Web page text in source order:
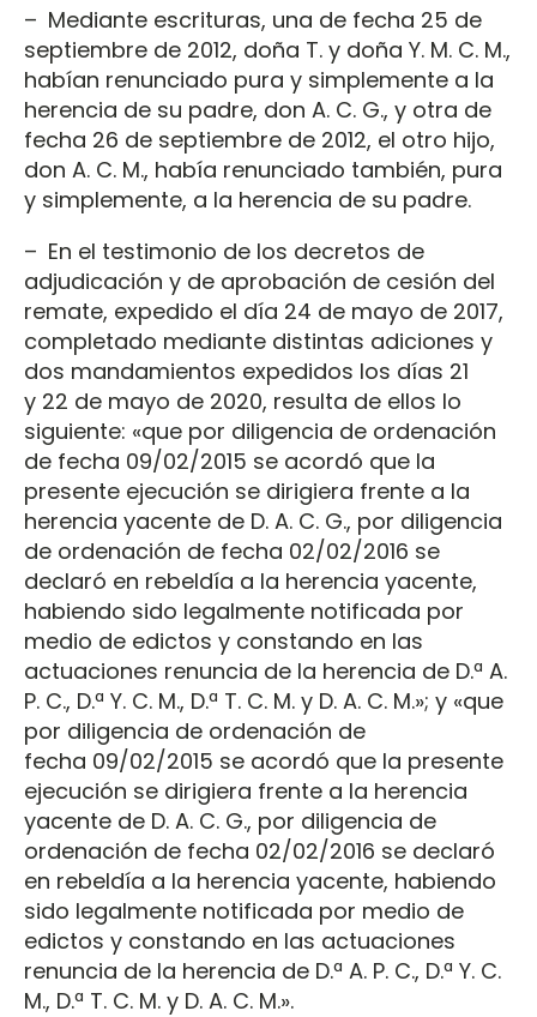
– Mediante escrituras, una de fecha 25 de
septiembre de 2012, doña T. y doña Y. M. C. M.,
habían renunciado pura y simplemente a la
herencia de su padre, don A. C. G., y otra de
fecha 26 de septiembre de 2012, el otro hijo,
don A. C. M., había renunciado también, pura
y simplemente, a la herencia de su padre.
– En el testimonio de los decretos de
adjudicación y de aprobación de cesión del
remate, expedido el día 24 de mayo de 2017,
completado mediante distintas adiciones y
dos mandamientos expedidos los días 21
y 22 de mayo de 2020, resulta de ellos lo
siguiente: «que por diligencia de ordenación
de fecha 09/02/2015 se acordó que la
presente ejecución se dirigiera frente a la
herencia yacente de D. A. C. G., por diligencia
de ordenación de fecha 02/02/2016 se
declaró en rebeldía a la herencia yacente,
habiendo sido legalmente notificada por
medio de edictos y constando en las
actuaciones renuncia de la herencia de D.ª A.
P. C., D.ª Y. C. M., D.ª T. C. M. y D. A. C. M.»; y «que
por diligencia de ordenación de
fecha 09/02/2015 se acordó que la presente
ejecución se dirigiera frente a la herencia
yacente de D. A. C. G., por diligencia de
ordenación de fecha 02/02/2016 se declaró
en rebeldía a la herencia yacente, habiendo
sido legalmente notificada por medio de
edictos y constando en las actuaciones
renuncia de la herencia de D.ª A. P. C., D.ª Y. C.
M., D.ª T. C. M. y D. A. C. M.».